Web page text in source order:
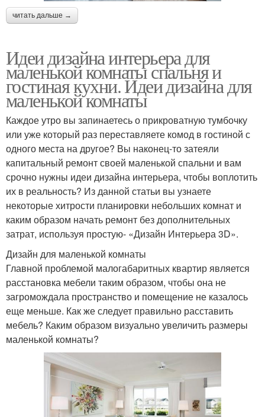
читать дальше →
Идеи дизайна интерьера для
маленькой комнаты спальня и
гостиная кухни. Идеи дизайна для
маленькой комнаты
Каждое утро вы запинаетесь о прикроватную тумбочку
или уже который раз переставляете комод в гостиной с
одного места на другое? Вы наконец-то затеяли
капитальный ремонт своей маленькой спальни и вам
срочно нужны идеи дизайна интерьера, чтобы воплотить
их в реальность? Из данной статьи вы узнаете
некоторые хитрости планировки небольших комнат и
каким образом начать ремонт без дополнительных
затрат, используя простую- «Дизайн Интерьера 3D».
Дизайн для маленькой комнаты
Главной проблемой малогабаритных квартир является
расстановка мебели таким образом, чтобы она не
загромождала пространство и помещение не казалось
еще меньше. Как же следует правильно расставить
мебель? Каким образом визуально увеличить размеры
маленькой комнаты?